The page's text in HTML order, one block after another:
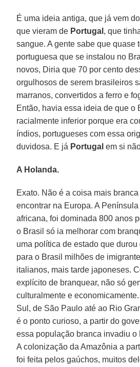
É uma ideia antiga, que já vem
que vieram de Portugal , que
sangue. A gente sabe que quase
portuguesa que se instalou no
novos, Diria que 70 por cento
orgulhosos de serem brasileiros
marranos, convertidos a ferro e
Então, havia essa ideia de que o
racialmente inferior porque era
índios, portugueses com essa
duvidosa. E já Portugal em si
A Holanda.
Exato. Não é a coisa mais
encontrar na Europa. A
africana, foi dominada 800 anos
o Brasil só ia melhorar com
uma política de estado que
para o Brasil milhões de
italianos, mais tarde japoneses.
explícito de branquear, não só
culturalmente e
Sul, de São Paulo até ao Rio
é o ponto curioso, a partir do
essa população branca invadiu o
A colonização da Amazônia a
foi feita pelos gaúchos, muitos